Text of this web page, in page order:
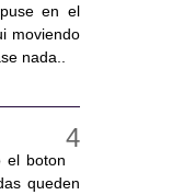
en el
moviendo
nada..
el boton
queden